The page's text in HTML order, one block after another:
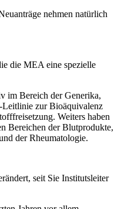
nehmen natürlich
die MEA eine spezielle
im Bereich der Generika,
zur Bioäquivalenz
Weiters haben
Bereichen der Blutprodukte,
der Rheumatologie.
seit Sie Institutsleiter